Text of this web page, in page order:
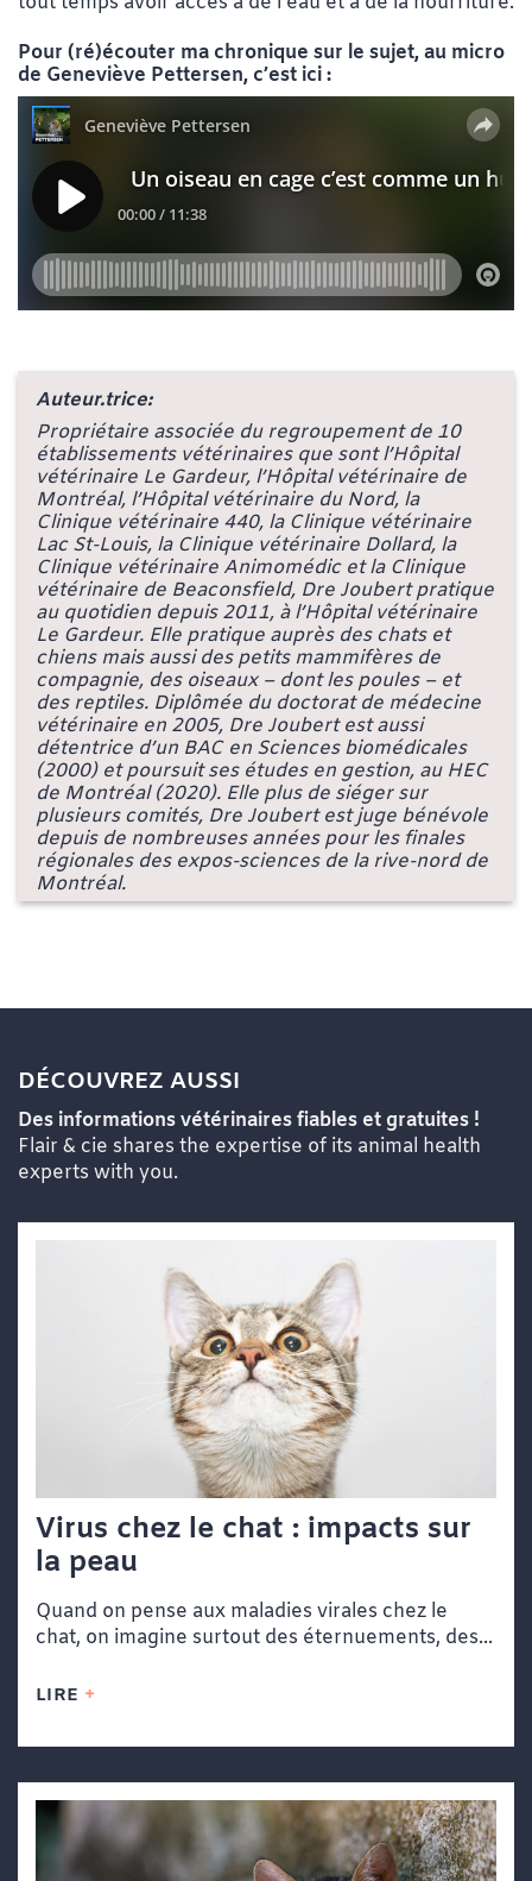
Pour (ré)écouter ma chronique sur le sujet, au micro
de Geneviève Pettersen, c’est ici :
Auteur.trice:
Propriétaire associée du regroupement de 10
établissements vétérinaires que sont l’Hôpital
vétérinaire Le Gardeur, l’Hôpital vétérinaire de
Montréal, l’Hôpital vétérinaire du Nord, la
Clinique vétérinaire 440, la Clinique vétérinaire
Lac St-Louis, la Clinique vétérinaire Dollard, la
Clinique vétérinaire Animomédic et la Clinique
vétérinaire de Beaconsfield, Dre Joubert pratique
au quotidien depuis 2011, à l’Hôpital vétérinaire
Le Gardeur. Elle pratique auprès des chats et
chiens mais aussi des petits mammifères de
compagnie, des oiseaux – dont les poules – et
des reptiles. Diplômée du doctorat de médecine
vétérinaire en 2005, Dre Joubert est aussi
détentrice d’un BAC en Sciences biomédicales
(2000) et poursuit ses études en gestion, au HEC
de Montréal (2020). Elle plus de siéger sur
plusieurs comités, Dre Joubert est juge bénévole
depuis de nombreuses années pour les finales
régionales des expos-sciences de la rive-nord de
Montréal.
DÉCOUVREZ AUSSI
Des informations vétérinaires fiables et gratuites !
Flair & cie shares the expertise of its animal health
experts with you.
Virus chez le chat : impacts sur
la peau
Quand on pense aux maladies virales chez le
chat, on imagine surtout des éternuements, des...
LIRE